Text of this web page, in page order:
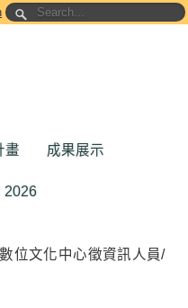
畫 成果展示
2026
位文化中心徵資訊人員/